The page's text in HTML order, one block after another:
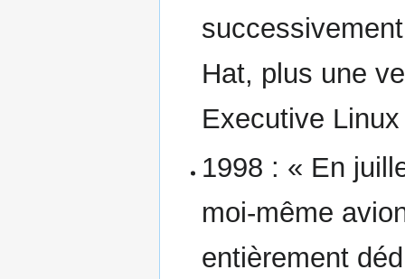
Hat, plus une
Executive
1998 : « En
moi-même
entièrement